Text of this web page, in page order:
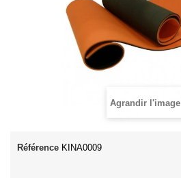
Agrandir l'image
Référence KINA0009